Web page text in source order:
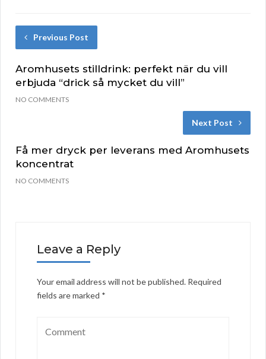
Previous Post
Aromhusets stilldrink: perfekt när du vill
erbjuda “drick så mycket du vill”
NO COMMENTS
Next Post
Få mer dryck per leverans med Aromhusets
koncentrat
NO COMMENTS
Leave a Reply
Your email address will not be published. Required
fields are marked *